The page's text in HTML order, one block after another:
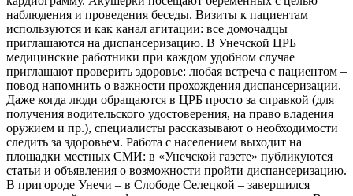
наблюдения и проведения беседы. Визиты к пациентам
используются и как канал агитации: все домочадцы
приглашаются на диспансеризацию. В Унечской ЦРБ
медицинские работники при каждом удобном случае
приглашают проверить здоровье: любая встреча с пациентом –
повод напомнить о важности прохождения диспансеризации.
Даже когда люди обращаются в ЦРБ просто за справкой (для
получения водительского удостоверения, на право владения
оружием и пр.), специалисты рассказывают о необходимости
следить за здоровьем. Работа с населением выходит на
площадки местных СМИ: в «Унечской газете» публикуются
статьи и объявления о возможности пройти диспансеризацию.
В пригороде Унечи – в Слободе Селецкой – завершился